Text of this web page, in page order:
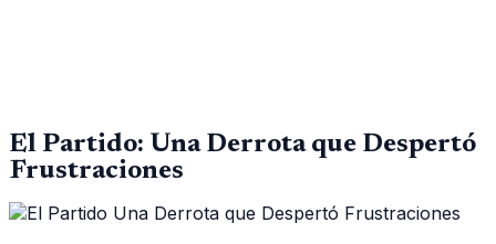
El Partido: Una Derrota que Despertó
Frustraciones